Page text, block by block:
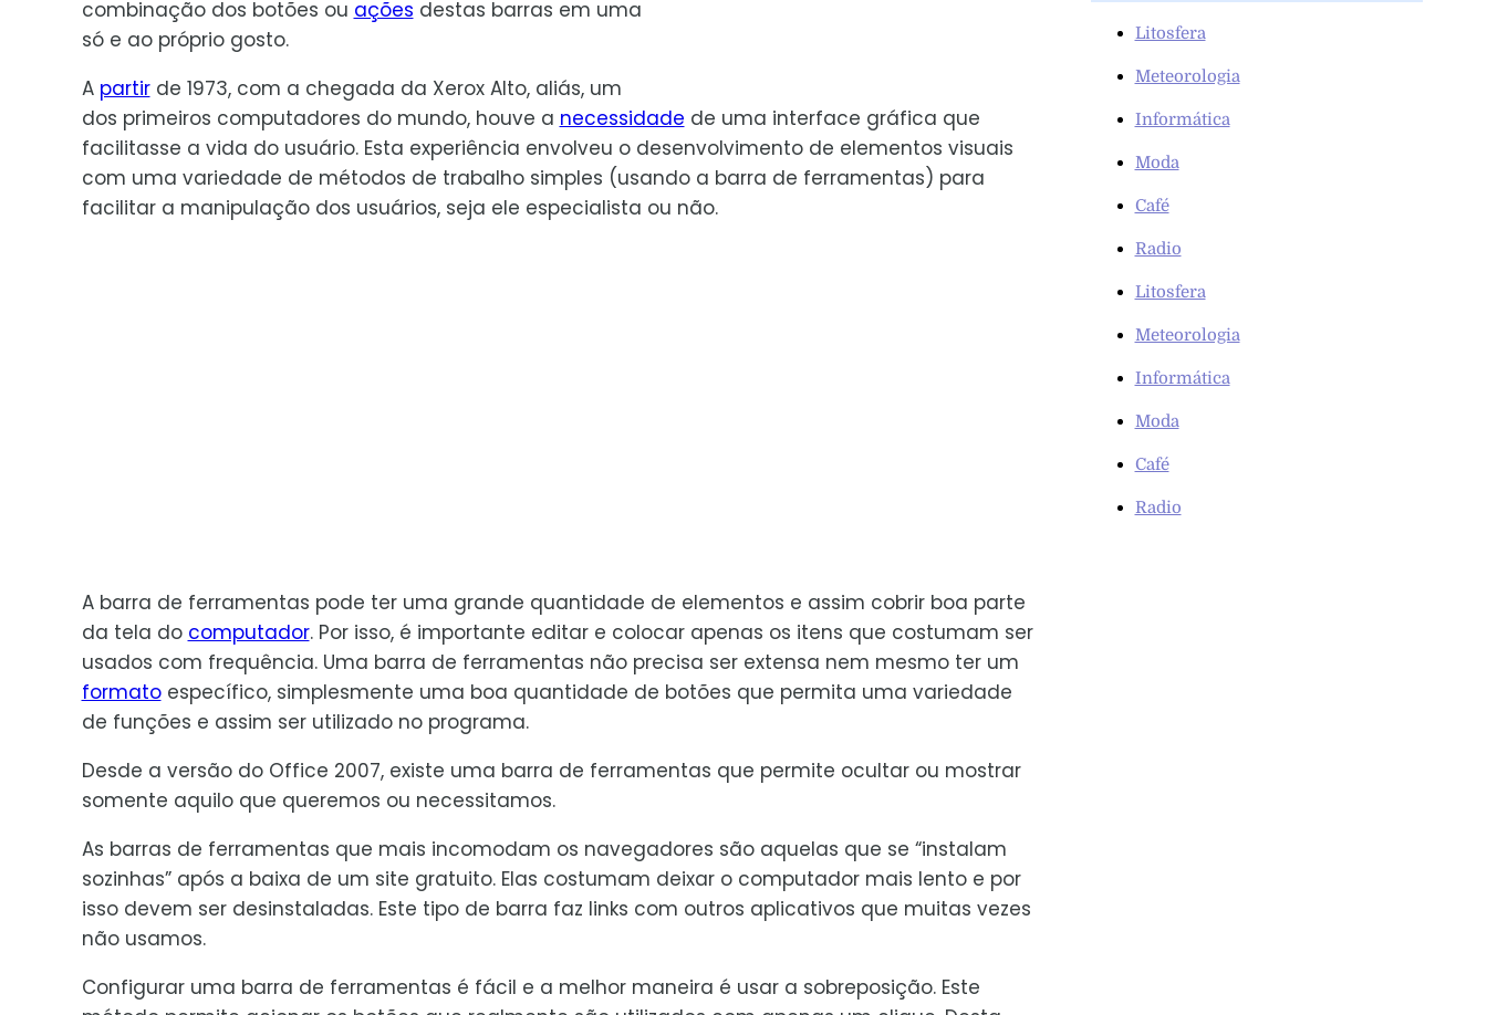
combinação dos botões ou ações destas barras em uma
só e ao próprio gosto.
A partirde 1973, com a chegada da Xerox Alto, aliás, um
dos primeiros computadores do mundo, houve a necessidade de uma interface gráfica que
facilitasse a vida do usuário. Esta experiência envolveu o desenvolvimento de elementos visuais
com uma variedade de métodos de trabalho simples (usando a barra de ferramentas) para
facilitar a manipulação dos usuários, seja ele especialista ou não.
A barra de ferramentas pode ter uma grande quantidade de elementos e assim cobrir boa parte
da tela do computador. Por isso, é importante editar e colocar apenas os itens que costumam ser
usados com frequência. Uma barra de ferramentas não precisa ser extensa nem mesmo ter um
formatoespecífico, simplesmente uma boa quantidade de botões que permita uma variedade
de funções e assim ser utilizado no programa.
Desde a versão do Office 2007, existe uma barra de ferramentas que permite ocultar ou mostrar
somente aquilo que queremos ou necessitamos.
As barras de ferramentas que mais incomodam os navegadores são aquelas que se “instalam
sozinhas” após a baixa de um site gratuito. Elas costumam deixar o computador mais lento e por
isso devem ser desinstaladas. Este tipo de barra faz links com outros aplicativos que muitas vezes
não usamos.
Configurar uma barra de ferramentas é fácil e a melhor maneira é usar a sobreposição. Este
Litosfera
Meteorologia
Informática
Moda
Café
Radio
Litosfera
Meteorologia
Informática
Moda
Café
Radio